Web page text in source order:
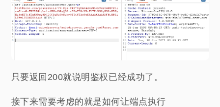
只要返回200就说明鉴权已经成功了。
接下来需要考虑的就是如何让端点执行